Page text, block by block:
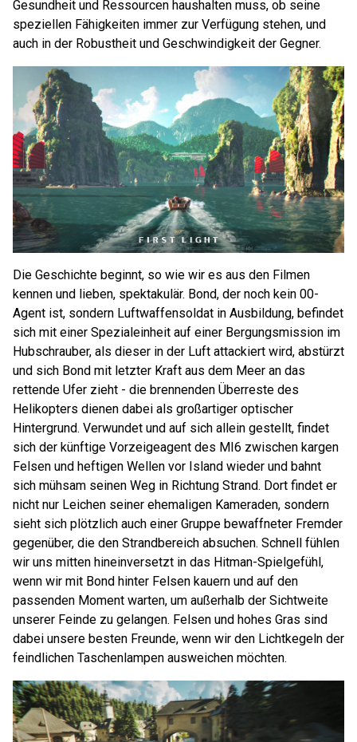
Gesundheit und Ressourcen haushalten muss, ob seine
speziellen Fähigkeiten immer zur Verfügung stehen, und
auch in der Robustheit und Geschwindigkeit der Gegner.
Die Geschichte beginnt, so wie wir es aus den Filmen
kennen und lieben, spektakulär. Bond, der noch kein 00-
Agent ist, sondern Luftwaffensoldat in Ausbildung, befindet
sich mit einer Spezialeinheit auf einer Bergungsmission im
Hubschrauber, als dieser in der Luft attackiert wird, abstürzt
und sich Bond mit letzter Kraft aus dem Meer an das
rettende Ufer zieht - die brennenden Überreste des
Helikopters dienen dabei als großartiger optischer
Hintergrund. Verwundet und auf sich allein gestellt, findet
sich der künftige Vorzeigeagent des MI6 zwischen kargen
Felsen und heftigen Wellen vor Island wieder und bahnt
sich mühsam seinen Weg in Richtung Strand. Dort findet er
nicht nur Leichen seiner ehemaligen Kameraden, sondern
sieht sich plötzlich auch einer Gruppe bewaffneter Fremder
gegenüber, die den Strandbereich absuchen. Schnell fühlen
wir uns mitten hineinversetzt in das Hitman-Spielgefühl,
wenn wir mit Bond hinter Felsen kauern und auf den
passenden Moment warten, um außerhalb der Sichtweite
unserer Feinde zu gelangen. Felsen und hohes Gras sind
dabei unsere besten Freunde, wenn wir den Lichtkegeln der
feindlichen Taschenlampen ausweichen möchten.